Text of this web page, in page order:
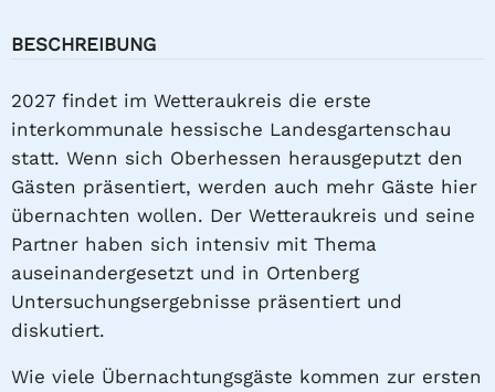
BESCHREIBUNG
2027 findet im Wetteraukreis die erste
interkommunale hessische Landesgartenschau
statt. Wenn sich Oberhessen herausgeputzt den
Gästen präsentiert, werden auch mehr Gäste hier
übernachten wollen. Der Wetteraukreis und seine
Partner haben sich intensiv mit Thema
auseinandergesetzt und in Ortenberg
Untersuchungsergebnisse präsentiert und
diskutiert.
Wie viele Übernachtungsgäste kommen zur ersten